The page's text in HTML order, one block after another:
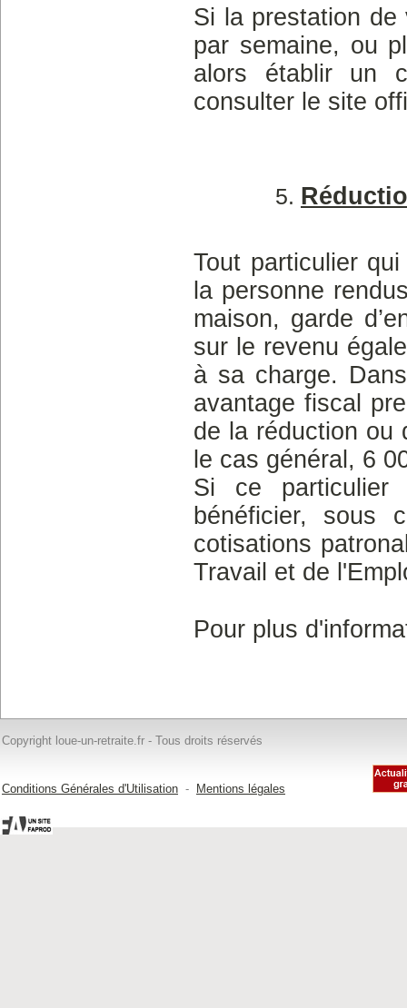
Si la prestation
par semaine, ou
alors établir un
consulter le site
Tout particulier
la personne
maison, garde
sur le revenu
à sa charge.
avantage fiscal
de la réduction ou
le cas général, 6
Si ce particulier
bénéficier, sous
cotisations
Travail et de
Pour plus
Copyright loue-un-retraite.fr - Tous droits réservés
Conditions Générales d'Utilisation - Mentions légales